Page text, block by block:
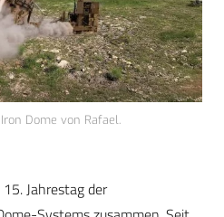
Dome von Rafael.
Jahrestag der